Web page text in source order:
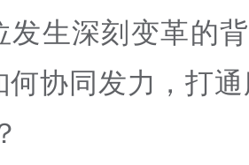
发生深刻变革的
何协同发力，打